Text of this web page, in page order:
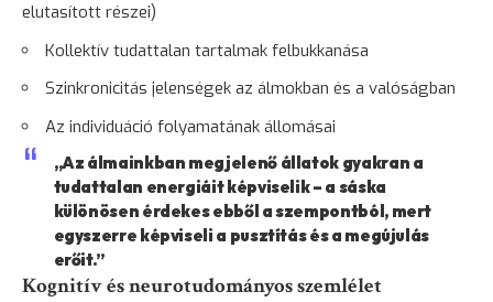
elutasított részei)
Kollektív tudattalan tartalmak felbukkanása
Szinkronicitás jelenségek az álmokban és a valóságban
Az individuáció folyamatának állomásai
„Az álmainkban megjelenő állatok gyakran a
tudattalan energiáit képviselik – a sáska
különösen érdekes ebből a szempontból, mert
egyszerre képviseli a pusztítás és a megújulás
erőit.”
Kognitív és neurotudományos szemlélet